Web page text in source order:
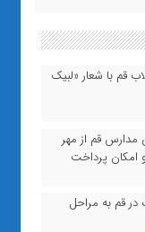
قم با شعار «لبیک
مدارس قم از مهر
و امکان پرداخت
قم به مراحل